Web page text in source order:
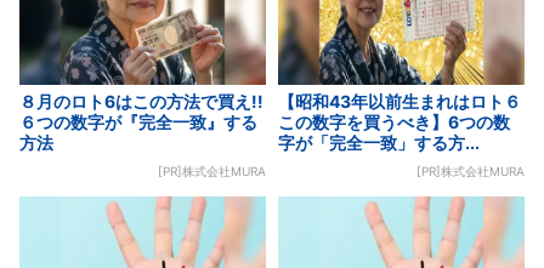
８月のロト6はこの方法で買え!!
６つの数字が『完全一致』する
方法
[PR]株式会社MURA
【昭和43年以前生まれはロト６
この数字を買うべき】6つの数
字が「完全一致」する方...
[PR]株式会社MURA